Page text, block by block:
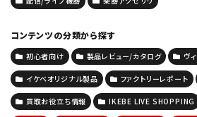
コンテンツの分類から探す
初心者向け 製品レビュー/カタログ ヴ
イケベオリジナル製品 ファクトリーレポート
買取お役立ち情報 IKEBE LIVE SHOPPING